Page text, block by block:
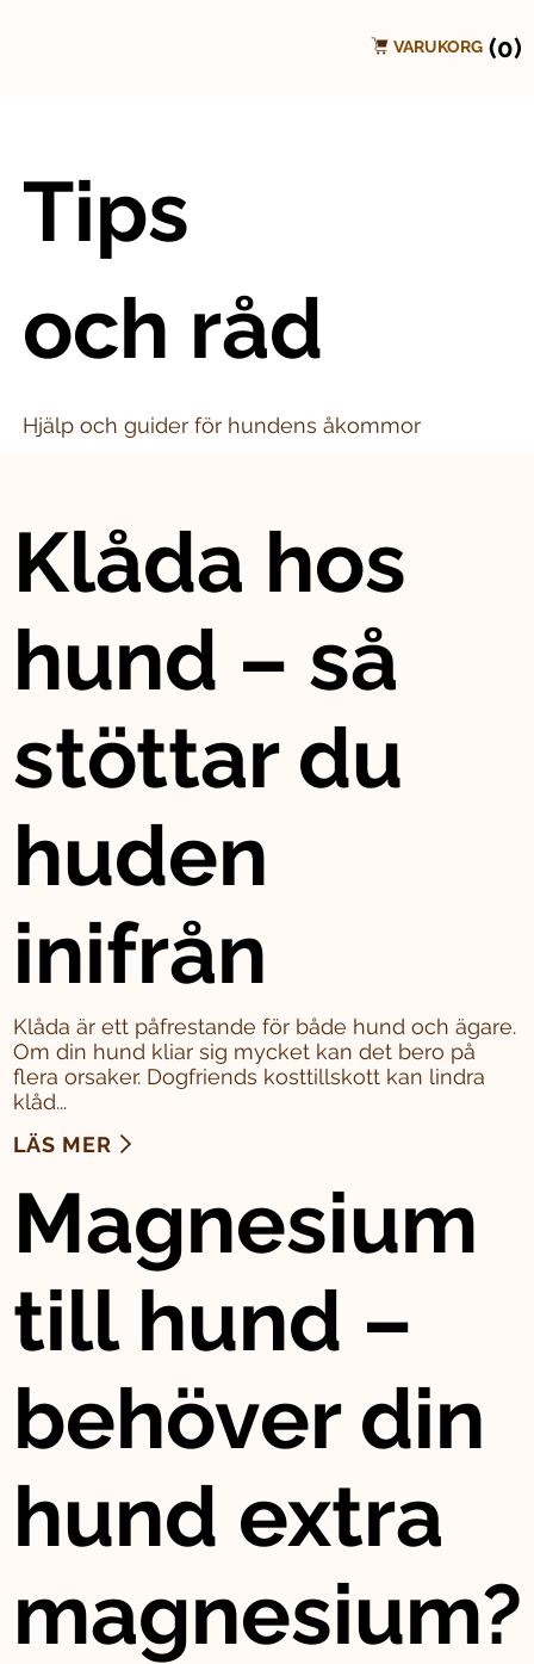
VARUKORG (0)
Tips
och råd
Hjälp och guider för hundens åkommor
Klåda hos
hund – så
stöttar du
huden
inifrån
Klåda är ett påfrestande för både hund och ägare.
Om din hund kliar sig mycket kan det bero på
flera orsaker. Dogfriends kosttillskott kan lindra
klåd...
LÄS MER
Magnesium
till hund –
behöver din
hund extra
magnesium?